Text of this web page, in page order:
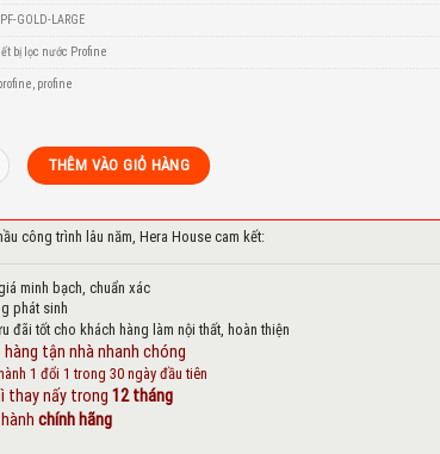
PF-GOLD-LARGE
bị lọc nước Profine
, profine
GOLD LARGE số lượng
THÊM VÀO GIỎ HÀNG
công trình lâu năm, Hera House cam kết:
minh bạch, chuẩn xác
phát sinh
đãi tốt cho khách hàng làm nội thất, hoàn thiện
hàng tận nhà nhanh chóng
1 đổi 1 trong 30 ngày đầu tiên
thay nấy trong 12 tháng
chính hãng